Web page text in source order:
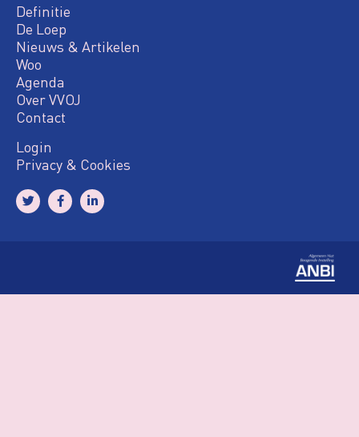
Definitie
De Loep
Nieuws & Artikelen
Woo
Agenda
Over VVOJ
Contact
Login
Privacy & Cookies